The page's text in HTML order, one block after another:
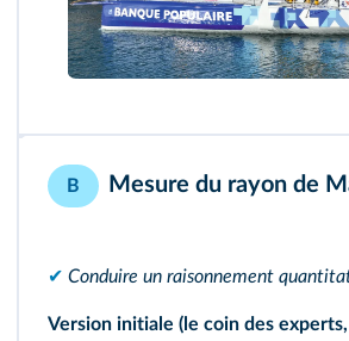
B Mesure du rayon de
✔ Conduire un raisonnement
Version initiale (le coin des